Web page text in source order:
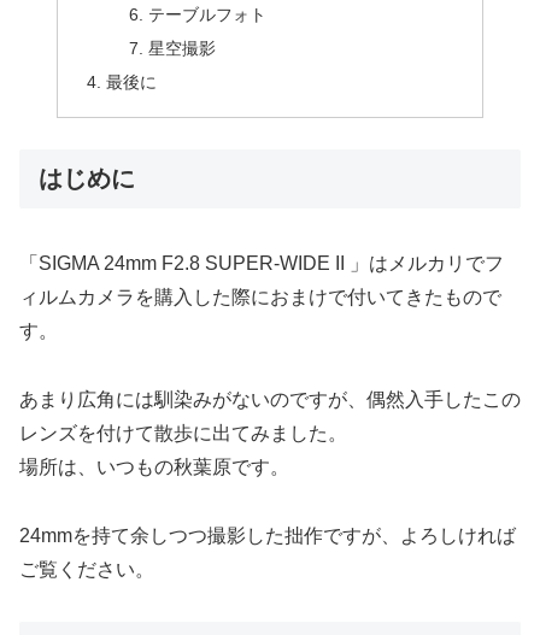
テーブルフォト
星空撮影
最後に
はじめに
「SIGMA 24mm F2.8 SUPER-WIDE II 」はメルカリでフ
ィルムカメラを購入した際におまけで付いてきたもので
す。
あまり広角には馴染みがないのですが、偶然入手したこの
レンズを付けて散歩に出てみました。
場所は、いつもの秋葉原です。
24mmを持て余しつつ撮影した拙作ですが、よろしければ
ご覧ください。